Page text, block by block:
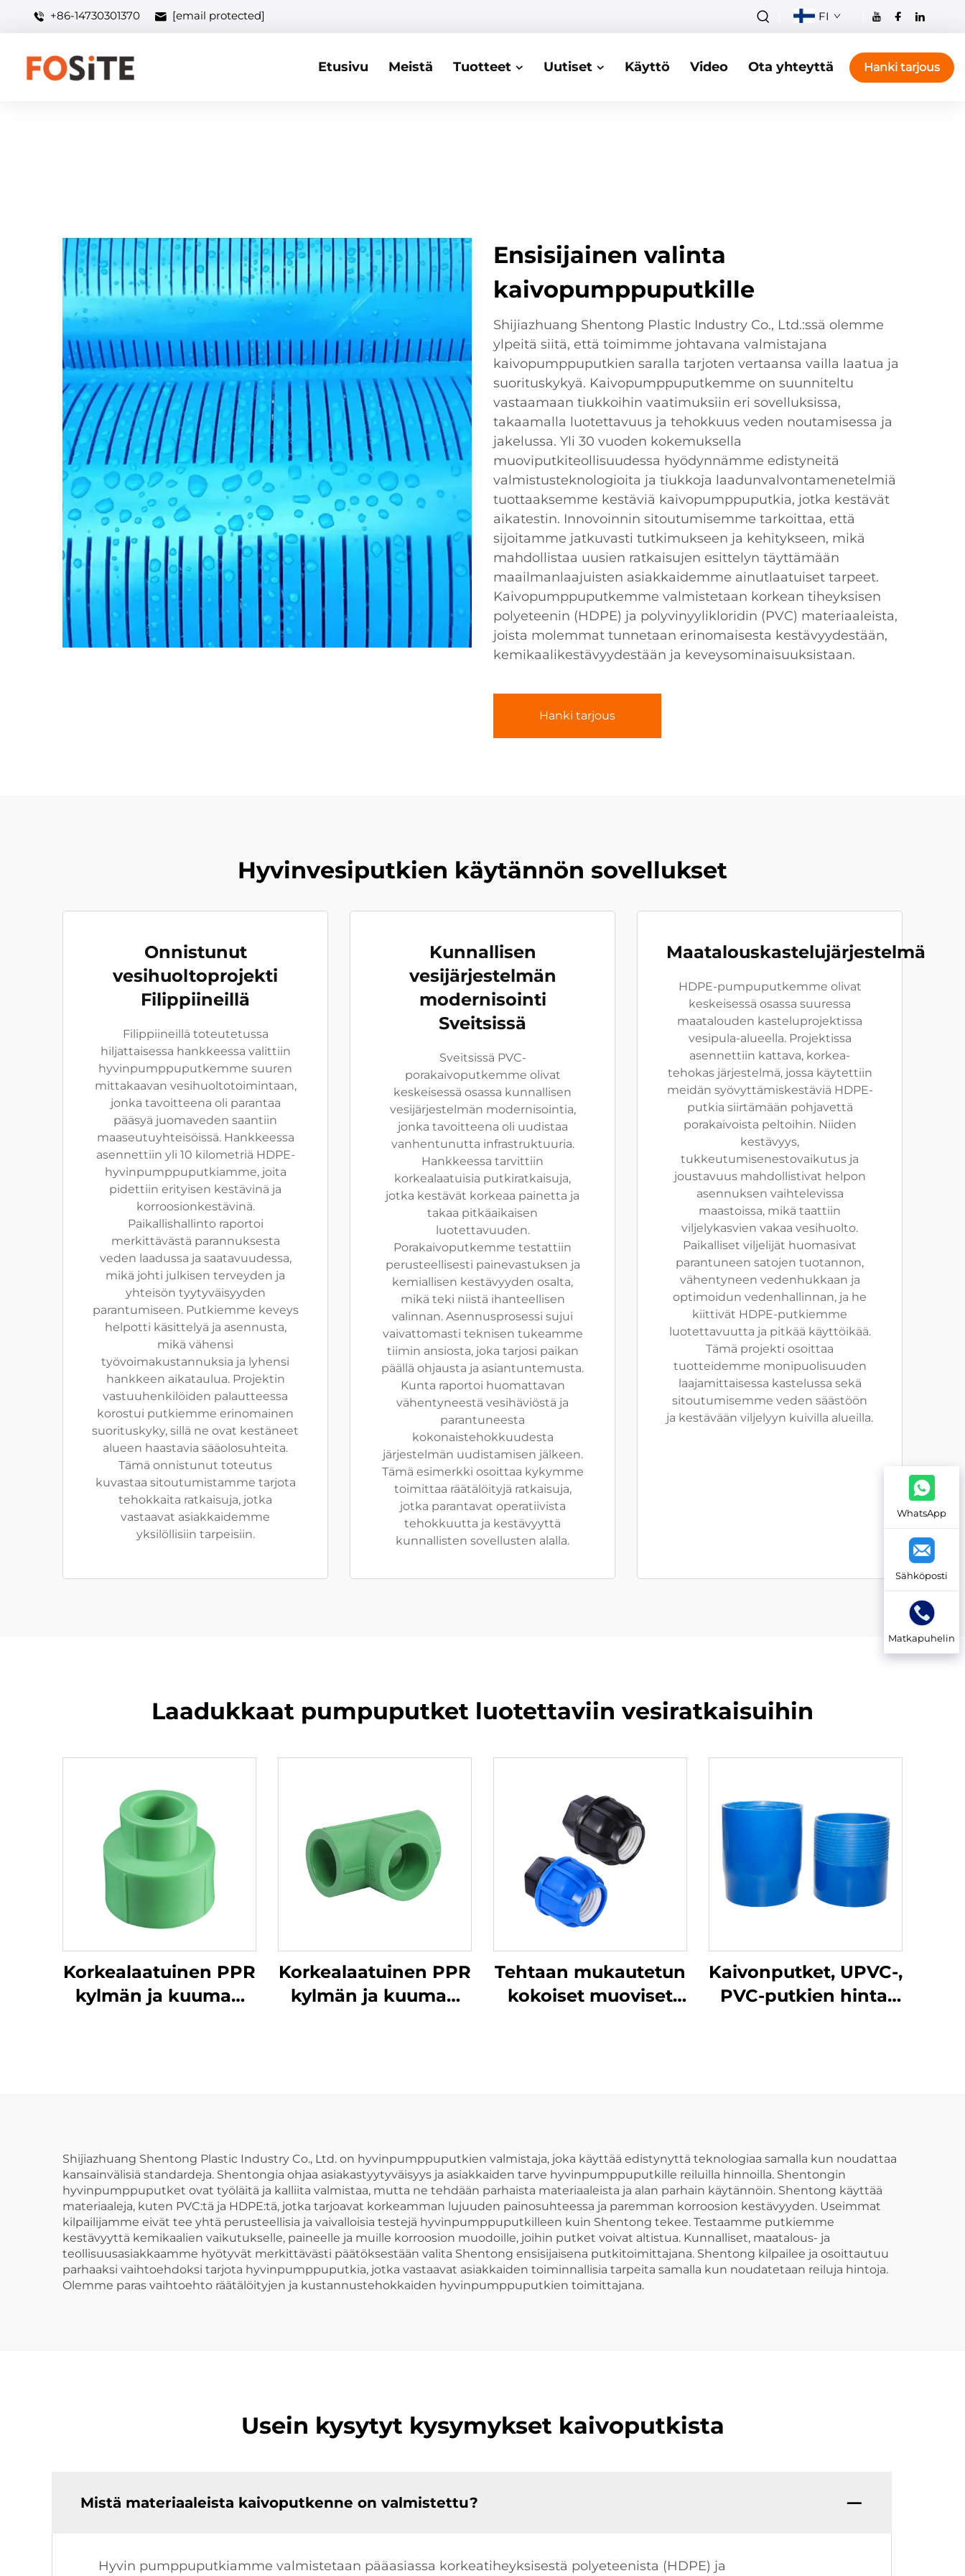
+86-14730301370 [email protected] FI
Etusivu Meistä Tuotteet Uutiset Käyttö Video Ota yhteyttä Hanki tarjous
Ensisijainen valinta
kaivopumppuputkille
Shijiazhuang Shentong Plastic Industry Co., Ltd.:ssä olemme
ylpeitä siitä, että toimimme johtavana valmistajana
kaivopumppuputkien saralla tarjoten vertaansa vailla laatua ja
suorituskykyä. Kaivopumppuputkemme on suunniteltu
vastaamaan tiukkoihin vaatimuksiin eri sovelluksissa,
takaamalla luotettavuus ja tehokkuus veden noutamisessa ja
jakelussa. Yli 30 vuoden kokemuksella
muoviputkiteollisuudessa hyödynnämme edistyneitä
valmistusteknologioita ja tiukkoja laadunvalvontamenetelmiä
tuottaaksemme kestäviä kaivopumppuputkia, jotka kestävät
aikatestin. Innovoinnin sitoutumisemme tarkoittaa, että
sijoitamme jatkuvasti tutkimukseen ja kehitykseen, mikä
mahdollistaa uusien ratkaisujen esittelyn täyttämään
maailmanlaajuisten asiakkaidemme ainutlaatuiset tarpeet.
Kaivopumppuputkemme valmistetaan korkean tiheyksisen
polyeteenin (HDPE) ja polyvinyylikloridin (PVC) materiaaleista,
joista molemmat tunnetaan erinomaisesta kestävyydestään,
kemikaalikestävyydestään ja keveysominaisuuksistaan.
Hanki tarjous
Hyvinvesiputkien käytännön sovellukset
Onnistunut
vesihuoltoprojekti
Filippiineillä
Filippiineillä toteutetussa
hiljattaisessa hankkeessa valittiin
hyvinpumppuputkemme suuren
mittakaavan vesihuoltotoimintaan,
jonka tavoitteena oli parantaa
pääsyä juomaveden saantiin
maaseutuyhteisöissä. Hankkeessa
asennettiin yli 10 kilometriä HDPE-
hyvinpumppuputkiamme, joita
pidettiin erityisen kestävinä ja
korroosionkestävinä.
Paikallishallinto raportoi
merkittävästä parannuksesta
veden laadussa ja saatavuudessa,
mikä johti julkisen terveyden ja
yhteisön tyytyväisyyden
parantumiseen. Putkiemme keveys
helpotti käsittelyä ja asennusta,
mikä vähensi
työvoimakustannuksia ja lyhensi
hankkeen aikataulua. Projektin
vastuuhenkilöiden palautteessa
korostui putkiemme erinomainen
suorituskyky, sillä ne ovat kestäneet
alueen haastavia sääolosuhteita.
Tämä onnistunut toteutus
kuvastaa sitoutumistamme tarjota
tehokkaita ratkaisuja, jotka
vastaavat asiakkaidemme
yksilöllisiin tarpeisiin.
Kunnallisen
vesijärjestelmän
modernisointi
Sveitsissä
Sveitsissä PVC-
porakaivoputkemme olivat
keskeisessä osassa kunnallisen
vesijärjestelmän modernisointia,
jonka tavoitteena oli uudistaa
vanhentunutta infrastruktuuria.
Hankkeessa tarvittiin
korkealaatuisia putkiratkaisuja,
jotka kestävät korkeaa painetta ja
takaa pitkäaikaisen
luotettavuuden.
Porakaivoputkemme testattiin
perusteellisesti painevastuksen ja
kemiallisen kestävyyden osalta,
mikä teki niistä ihanteellisen
valinnan. Asennusprosessi sujui
vaivattomasti teknisen tukeamme
tiimin ansiosta, joka tarjosi paikan
päällä ohjausta ja asiantuntemusta.
Kunta raportoi huomattavan
vähentyneestä vesihäviöstä ja
parantuneesta
kokonaistehokkuudesta
järjestelmän uudistamisen jälkeen.
Tämä esimerkki osoittaa kykymme
toimittaa räätälöityjä ratkaisuja,
jotka parantavat operatiivista
tehokkuutta ja kestävyyttä
kunnallisten sovellusten alalla.
Maatalouskastelujärjestelmä
HDPE-pumpuputkemme olivat
keskeisessä osassa suuressa
maatalouden kasteluprojektissa
vesipula-alueella. Projektissa
asennettiin kattava, korkea-
tehokas järjestelmä, jossa käytettiin
meidän syövyttämiskestäviä HDPE-
putkia siirtämään pohjavettä
porakaivoista peltoihin. Niiden
kestävyys,
tukkeutumisenestovaikutus ja
joustavuus mahdollistivat helpon
asennuksen vaihtelevissa
maastoissa, mikä taattiin
viljelykasvien vakaa vesihuolto.
Paikalliset viljelijät huomasivat
parantuneen satojen tuotannon,
vähentyneen vedenhukkaan ja
optimoidun vedenhallinnan, ja he
kiittivät HDPE-putkiemme
luotettavuutta ja pitkää käyttöikää.
Tämä projekti osoittaa
tuotteidemme monipuolisuuden
laajamittaisessa kastelussa sekä
sitoutumisemme veden säästöön
ja kestävään viljelyyn kuivilla alueilla.
Laadukkaat pumpuputket luotettaviin vesiratkaisuihin
Korkealaatuinen PPR
kylmän ja kuuman
Korkealaatuinen PPR
kylmän ja kuuman
Tehtaan mukautetun
kokoiset muoviset
Kaivonputket, UPVC-,
PVC-putkien hinta,
Shijiazhuang Shentong Plastic Industry Co., Ltd. on hyvinpumppuputkien valmistaja, joka käyttää edistynyttä teknologiaa samalla kun noudattaa
kansainvälisiä standardeja. Shentongia ohjaa asiakastyytyväisyys ja asiakkaiden tarve hyvinpumppuputkille reiluilla hinnoilla. Shentongin
hyvinpumppuputket ovat työläitä ja kalliita valmistaa, mutta ne tehdään parhaista materiaaleista ja alan parhain käytännöin. Shentong käyttää
materiaaleja, kuten PVC:tä ja HDPE:tä, jotka tarjoavat korkeamman lujuuden painosuhteessa ja paremman korroosion kestävyyden. Useimmat
kilpailijamme eivät tee yhtä perusteellisia ja vaivalloisia testejä hyvinpumppuputkilleen kuin Shentong tekee. Testaamme putkiemme
kestävyyttä kemikaalien vaikutukselle, paineelle ja muille korroosion muodoille, joihin putket voivat altistua. Kunnalliset, maatalous- ja
teollisuusasiakkaamme hyötyvät merkittävästi päätöksestään valita Shentong ensisijaisena putkitoimittajana. Shentong kilpailee ja osoittautuu
parhaaksi vaihtoehdoksi tarjota hyvinpumppuputkia, jotka vastaavat asiakkaiden toiminnallisia tarpeita samalla kun noudatetaan reiluja hintoja.
Olemme paras vaihtoehto räätälöityjen ja kustannustehokkaiden hyvinpumppuputkien toimittajana.
Usein kysytyt kysymykset kaivoputkista
Mistä materiaaleista kaivoputkenne on valmistettu?
Hyvin pumppuputkiamme valmistetaan pääasiassa korkeatiheyksisestä polyeteenista (HDPE) ja
WhatsApp
Sähköposti
Matkapuhelin